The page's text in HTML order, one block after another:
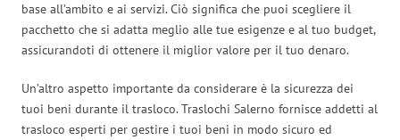
base all’ambito e ai servizi. Ciò significa che puoi scegliere il
pacchetto che si adatta meglio alle tue esigenze e al tuo budget,
assicurandoti di ottenere il miglior valore per il tuo denaro.
Un’altro aspetto importante da considerare è la sicurezza dei
tuoi beni durante il trasloco. Traslochi Salerno fornisce addetti al
trasloco esperti per gestire i tuoi beni in modo sicuro ed